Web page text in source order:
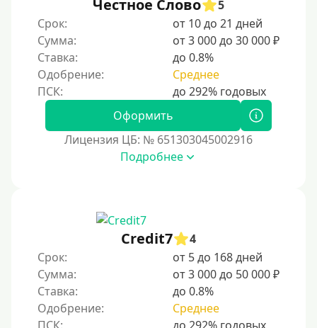
С помощью системы Контакт (Contact)
Золотая Корона
С помощью системы быстрых платежей (СБП)
Способы получения
Без активации сервиса
Не выходя из дома
Без посещения офиса
В офисе
В ломбарде
Роботы займов
Честное Слово
5
Срок:
от 10 до 21 дней
Сумма:
от 3 000 до 30 000 ₽
Ставка:
до 0.8%
Одобрение:
Среднее
Оформить
Лицензия ЦБ: № 651303045002916
Подробнее
Credit7
4
Срок:
от 5 до 168 дней
Сумма:
от 3 000 до 50 000 ₽
Ставка:
до 0.8%
Одобрение:
Среднее